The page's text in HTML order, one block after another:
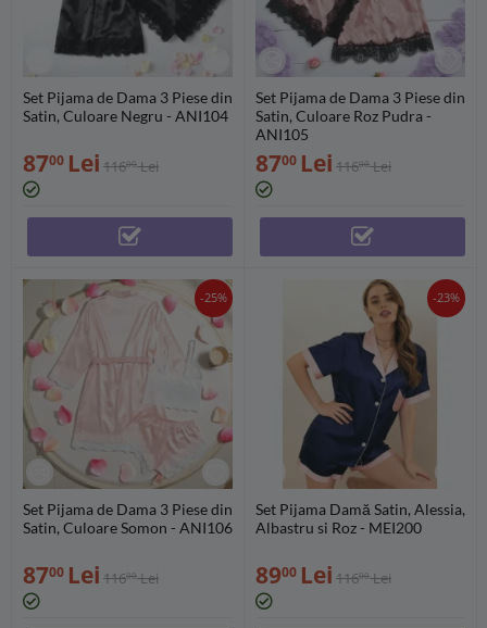
Set Pijama de Dama 3 Piese din
Satin, Culoare Negru - ANI104
8700 Lei 11600 Lei
Set Pijama de Dama 3 Piese din
Satin, Culoare Roz Pudra -
ANI105
8700 Lei 11600 Lei
-25%
Set Pijama de Dama 3 Piese din
Satin, Culoare Somon - ANI106
8700 Lei 11600 Lei
-23%
Set Pijama Damă Satin, Alessia,
Albastru si Roz - MEI200
8900 Lei 11600 Lei